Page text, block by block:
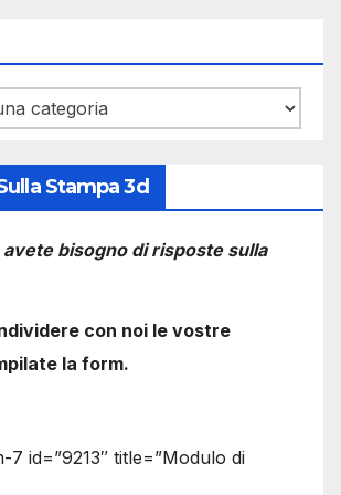
Stampa 3d
bisogno di risposte sulla
con noi le vostre
la form.
id=”9213″ title=”Modulo di